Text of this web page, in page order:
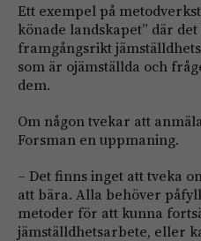
Ett exempel på
könade landskapet” där
framgångsrikt
som är ojämställda och
dem.
Om någon tvekar att
Forsman en uppmaning.
– Det finns inget att tveka
att bära. Alla behöver
metoder för att kunna
jämställdhetsarbete, eller